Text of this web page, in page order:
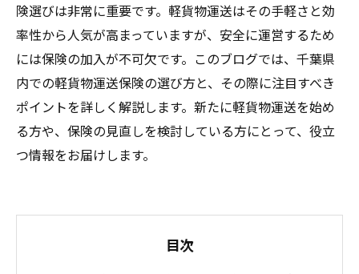
険選びは非常に重要です。軽貨物運送はその手軽さと効
率性から人気が高まっていますが、安全に運営するため
には保険の加入が不可欠です。このブログでは、千葉県
内での軽貨物運送保険の選び方と、その際に注目すべき
ポイントを詳しく解説します。新たに軽貨物運送を始め
る方や、保険の見直しを検討している方にとって、役立
つ情報をお届けします。
目次